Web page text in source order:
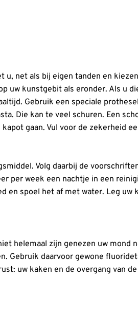
u, net als bij eigen tanden en
uw kunstgebit als eronder. Als u
Gebruik een speciale
Die kan te veel schuren. Een
gaan. Vul voor de zekerheid
Volg daarbij de
per week een nachtje in een
en spoel het af met water. Leg
helemaal zijn genezen uw mond
Gebruik daarvoor gewone
uw kaken en de overgang van de